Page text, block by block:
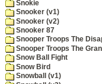
Snokie
Snooker (v1)
Snooker (v2)
Snooker 87
Snooper Troops The
Snooper Troops The
Snow Ball Fight
Snow Bird
Snowball (v1)